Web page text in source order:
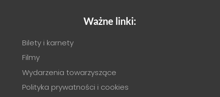
Ważne linki:
Bilety i karnety
Filmy
Wydarzenia towarzyszące
Polityka prywatności i cookies